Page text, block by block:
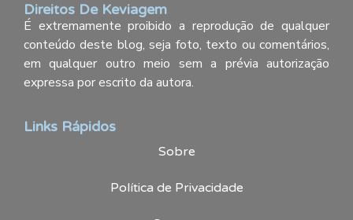
Direitos De Keviagem
É extremamente proibido a reprodução de qualquer
conteúdo deste blog, seja foto, texto ou comentários,
em qualquer outro meio sem a prévia autorização
expressa por escrito da autora.
Links Rápidos
Sobre
Política de Privacidade